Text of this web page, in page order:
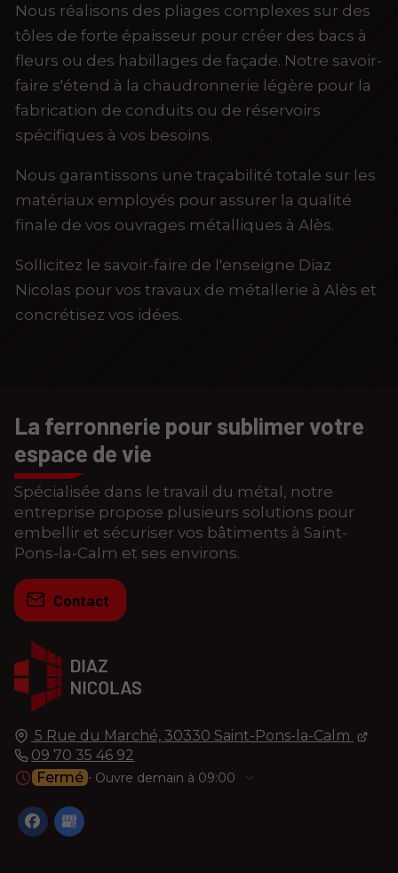
Nous réalisons des pliages complexes sur des
tôles de forte épaisseur pour créer des bacs à
fleurs ou des habillages de façade. Notre savoir-
faire s'étend à la chaudronnerie légère pour la
fabrication de conduits ou de réservoirs
spécifiques à vos besoins.
Nous garantissons une traçabilité totale sur les
matériaux employés pour assurer la qualité
finale de vos ouvrages métalliques à Alès.
Sollicitez le savoir-faire de l'enseigne Diaz
Nicolas pour vos travaux de métallerie à Alès et
concrétisez vos idées.
5 Rue du Marché, 30330 Saint-Pons-la-Calm
09 70 35 46 92
Fermé ⋅ Ouvre demain à 09:00
La ferronnerie pour sublimer votre
espace de vie
Spécialisée dans le travail du métal, notre
entreprise propose plusieurs solutions pour
embellir et sécuriser vos bâtiments à Saint-
Pons-la-Calm et ses environs.
Contact